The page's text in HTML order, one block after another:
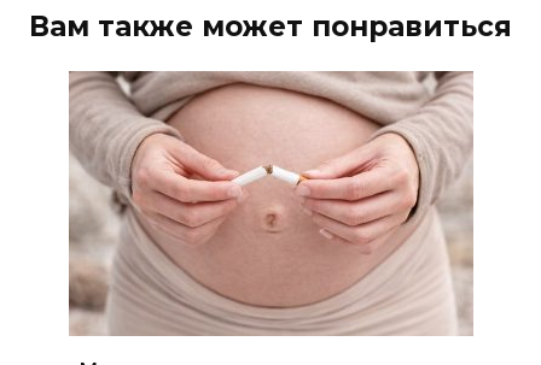
Вам также может понравиться